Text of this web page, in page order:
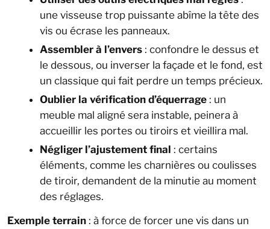
une visseuse trop puissante abîme la tête des
vis ou écrase les panneaux.
Assembler à l’envers : confondre le dessus et
le dessous, ou inverser la façade et le fond, est
un classique qui fait perdre un temps précieux.
Oublier la vérification d’équerrage : un
meuble mal aligné sera instable, peinera à
accueillir les portes ou tiroirs et vieillira mal.
Négliger l’ajustement final : certains
éléments, comme les charnières ou coulisses
de tiroir, demandent de la minutie au moment
des réglages.
Exemple terrain : à force de forcer une vis dans un